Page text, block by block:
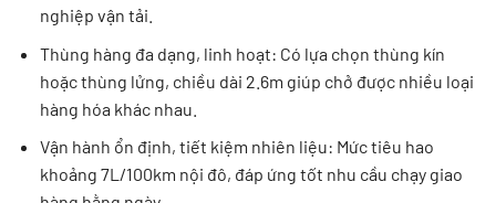
nghiệp vận tải.
Thùng hàng đa dạng, linh hoạt: Có lựa chọn thùng kín
hoặc thùng lửng, chiều dài 2.6m giúp chở được nhiều loại
hàng hóa khác nhau.
Vận hành ổn định, tiết kiệm nhiên liệu: Mức tiêu hao
khoảng 7L/100km nội đô, đáp ứng tốt nhu cầu chạy giao